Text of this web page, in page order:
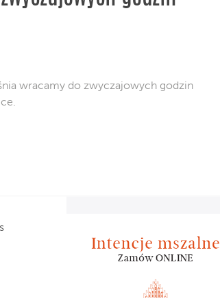
wracamy do zwyczajowych godzin